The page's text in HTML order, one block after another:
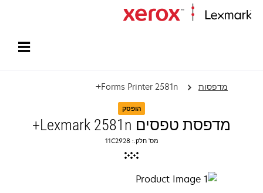
מדפסות Forms Printer 2581n+
הופסק
מדפסת טפסים Lexmark 2581n+
מס' חלק.: 11C2928